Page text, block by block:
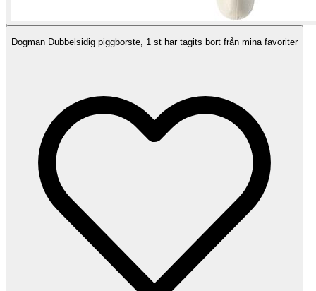
Dogman Dubbelsidig piggborste, 1 st har tagits bort från mina favoriter